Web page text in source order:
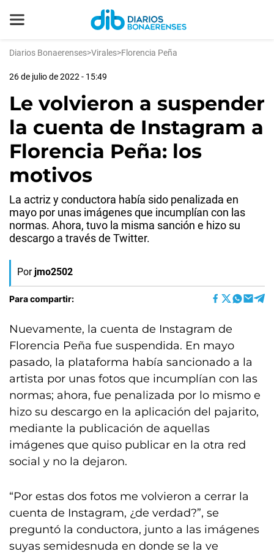
Diarios Bonaerenses>Virales>Florencia Peña
26 de julio de 2022 - 15:49
Le volvieron a suspender
la cuenta de Instagram a
Florencia Peña: los
motivos
La actriz y conductora había sido penalizada en
mayo por unas imágenes que incumplían con las
normas. Ahora, tuvo la misma sanción e hizo su
descargo a través de Twitter.
Por jmo2502
Para compartir:
Nuevamente, la cuenta de Instagram de
Florencia Peña fue suspendida. En mayo
pasado, la plataforma había sancionado a la
artista por unas fotos que incumplían con las
normas; ahora, fue penalizada por lo mismo e
hizo su descargo en la aplicación del pajarito,
mediante la publicación de aquellas
imágenes que quiso publicar en la otra red
social y no la dejaron.
“Por estas dos fotos me volvieron a cerrar la
cuenta de Instagram, ¿de verdad?”, se
preguntó la conductora, junto a las imágenes
suyas semidesnuda en donde se la ve